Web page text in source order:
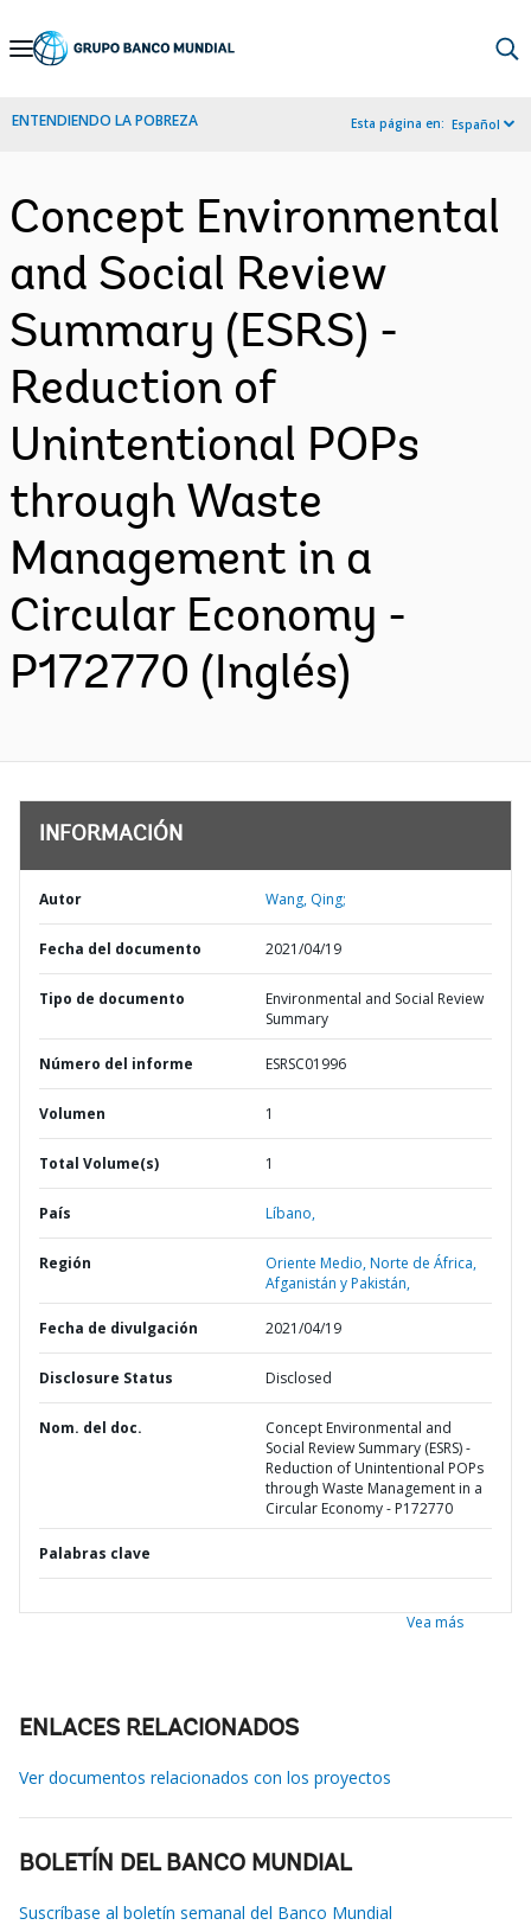
Skip
Navigation
ENTENDIENDO LA POBREZA Esta página en: Español
Concept Environmental
and Social Review
Summary (ESRS) -
Reduction of
Unintentional POPs
through Waste
Management in a
Circular Economy -
P172770 (Inglés)
INFORMACIÓN
Autor Wang, Qing;
Fecha del documento 2021/04/19
Tipo de documento
Environmental and Social Review
Summary
Número del informe ESRSC01996
Volumen 1
Total Volume(s) 1
País Líbano,
Región
Oriente Medio, Norte de África,
Afganistán y Pakistán,
Fecha de divulgación 2021/04/19
Disclosure Status Disclosed
Nom. del doc.
Concept Environmental and
Social Review Summary (ESRS) -
Reduction of Unintentional POPs
through Waste Management in a
Circular Economy - P172770
Palabras clave
Vea más
ENLACES RELACIONADOS
Ver documentos relacionados con los proyectos
BOLETÍN DEL BANCO MUNDIAL
Suscríbase al boletín semanal del Banco Mundial